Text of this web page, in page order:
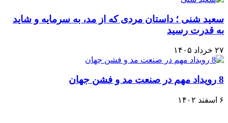
سعید شنی ؛ داستان مردی که از مد، به سرمایه و شاید
به قدرت رسید
۲۷ خرداد ۱۴۰۵
8 رویداد مهم در صنعت مد و فشن جهان
۶ اسفند ۱۴۰۲